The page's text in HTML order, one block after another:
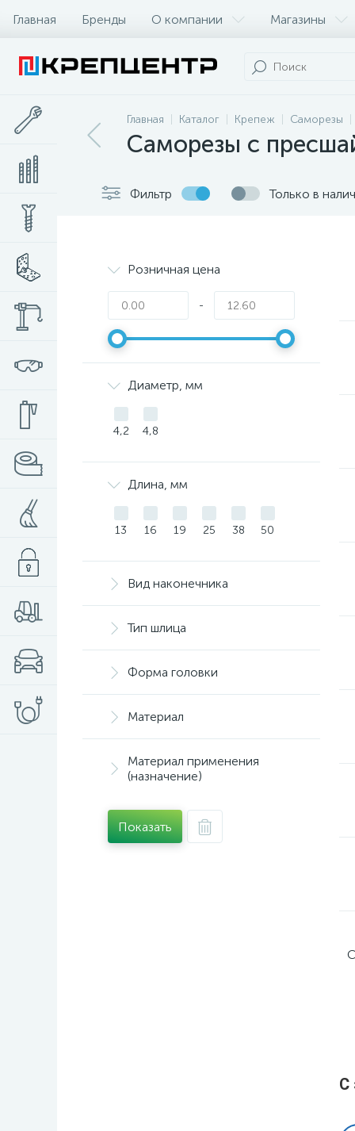
Главная Бренды О компании Магазины
Главная Каталог Крепеж Саморезы
Саморезы с
Фильтр Только в
Розничная цена
-
Диаметр, мм
4,2 4,8
Длина, мм
13 16 19 25 38 50
Вид наконечника
Тип шлица
Форма головки
Материал
Материал применения
(назначение)
Показать
С